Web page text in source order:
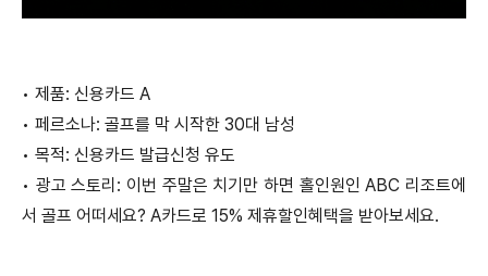
• 제품: 신용카드 A
• 페르소나: 골프를 막 시작한 30대 남성
• 목적: 신용카드 발급신청 유도
• 광고 스토리: 이번 주말은 치기만 하면 홀인원인 ABC 리조트에
서 골프 어떠세요? A카드로 15% 제휴할인혜택을 받아보세요.